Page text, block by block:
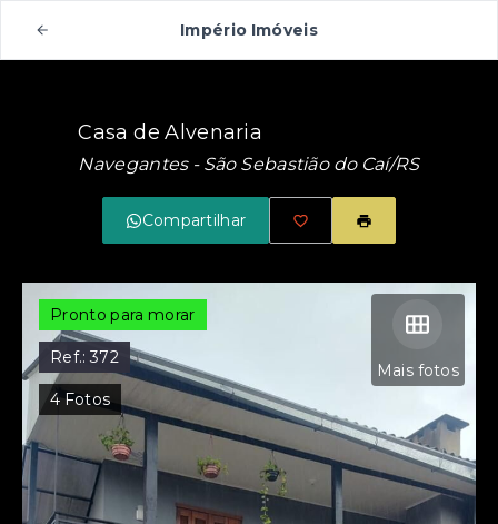
Império Imóveis
Casa de Alvenaria
Navegantes - São Sebastião do Caí/RS
Compartilhar
Mais fotos
Pronto para morar
Ref.:372
4Fotos